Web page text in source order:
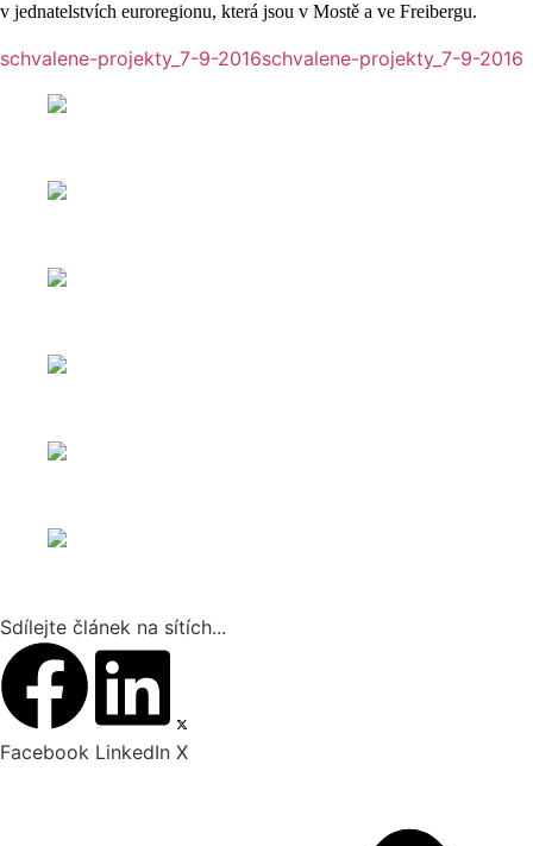
v jednatelstvích euroregionu, která jsou v Mostě a ve Freibergu.
schvalene-projekty_7-9-2016schvalene-projekty_7-9-2016
Sdílejte článek na sítích...
Facebook LinkedIn X